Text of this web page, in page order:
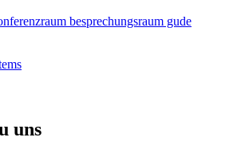
uns